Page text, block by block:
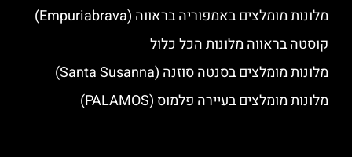
מלונות מומלצים באמפוריה בראווה (Empuriabrava)
קוסטה בראווה מלונות הכל כלול
מלונות מומלצים בסנטה סוזנה (Santa Susanna)
מלונות מומלצים בעיירה פלמוס (PALAMOS)